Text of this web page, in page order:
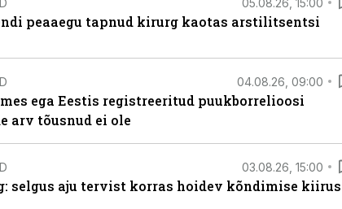
peaaegu tapnud kirurg kaotas arstilitsentsi
04.08.26, 09:00
ega Eestis registreeritud puukborrelioosi
arv tõusnud ei ole
03.08.26, 15:00
selgus aju tervist korras hoidev kõndimise kiirus